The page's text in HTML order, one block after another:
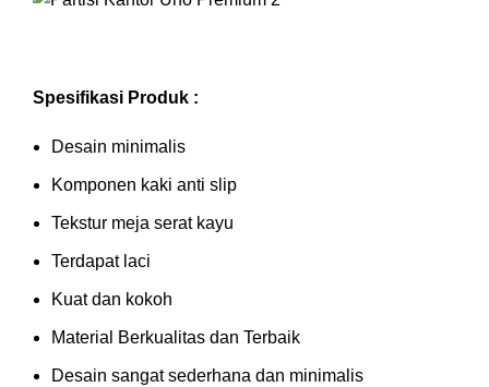
Spesifikasi Produk :
Desain minimalis
Komponen kaki anti slip
Tekstur meja serat kayu
Terdapat laci
Kuat dan kokoh
Material Berkualitas dan Terbaik
Desain sangat sederhana dan minimalis